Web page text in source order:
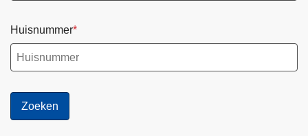
Huisnummer